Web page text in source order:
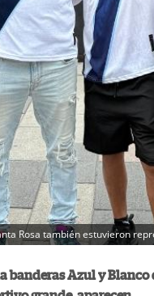
Rosa también estuvieron
banderas Azul y Blanco